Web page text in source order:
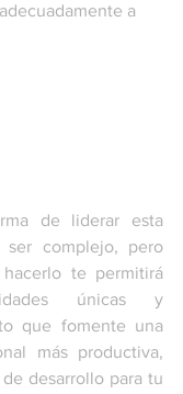
a
de liderar esta
ser complejo, pero
te permitirá
únicas y
que fomente una
más productiva,
desarrollo para tu